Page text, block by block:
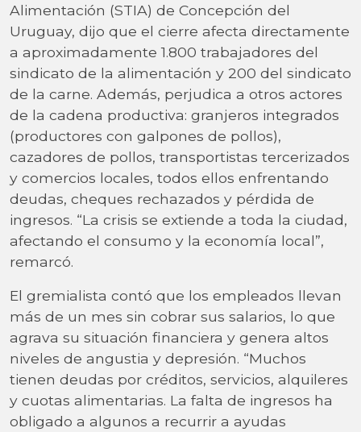
Alimentación (STIA) de Concepción del
Uruguay, dijo que el cierre afecta directamente
a aproximadamente 1.800 trabajadores del
sindicato de la alimentación y 200 del sindicato
de la carne. Además, perjudica a otros actores
de la cadena productiva: granjeros integrados
(productores con galpones de pollos),
cazadores de pollos, transportistas tercerizados
y comercios locales, todos ellos enfrentando
deudas, cheques rechazados y pérdida de
ingresos. “La crisis se extiende a toda la ciudad,
afectando el consumo y la economía local”,
remarcó.
El gremialista contó que los empleados llevan
más de un mes sin cobrar sus salarios, lo que
agrava su situación financiera y genera altos
niveles de angustia y depresión. “Muchos
tienen deudas por créditos, servicios, alquileres
y cuotas alimentarias. La falta de ingresos ha
obligado a algunos a recurrir a ayudas